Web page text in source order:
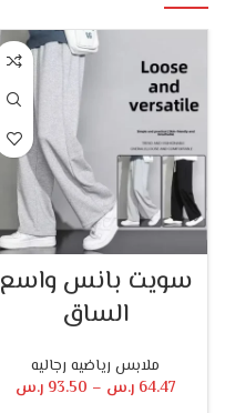
سويت بانس واسع
الساق
ملابس رياضيه رجاليه
64.47 ر.س –
93.50 ر.س